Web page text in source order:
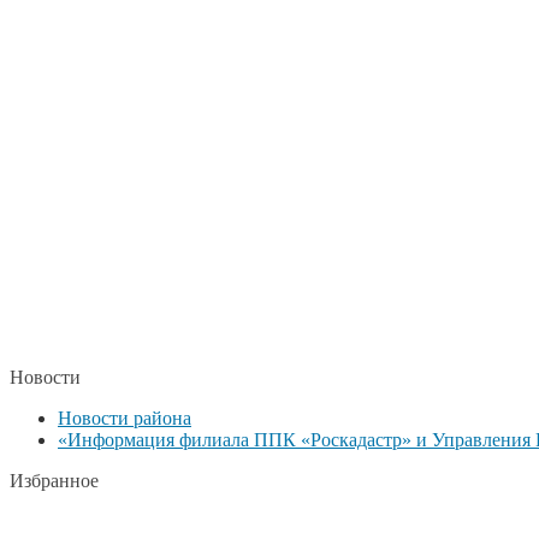
Новости
Новости района
«Информация филиала ППК «Роскадастр» и Управления
Избранное